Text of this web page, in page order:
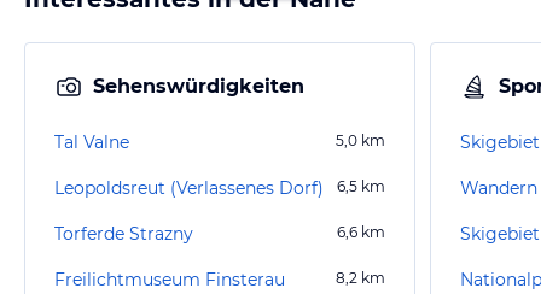
Sehenswürdigkeiten
Tal Valne 5,0 km
Leopoldsreut (Verlassenes Dorf) 6,5 km
Torferde Strazny 6,6 km
Freilichtmuseum Finsterau 8,2 km